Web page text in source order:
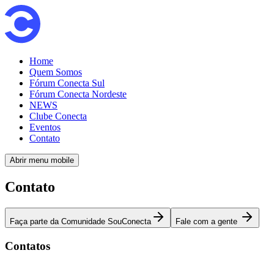
Home
Quem Somos
Fórum Conecta Sul
Fórum Conecta Nordeste
NEWS
Clube Conecta
Eventos
Contato
Abrir menu mobile
Contato
Faça parte da Comunidade SouConecta Fale com a gente
Contatos